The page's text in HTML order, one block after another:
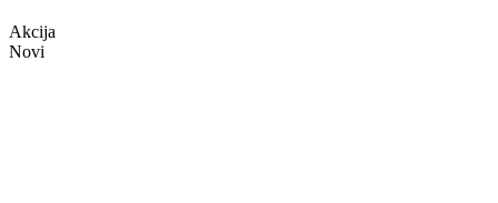
Akcija
Novi